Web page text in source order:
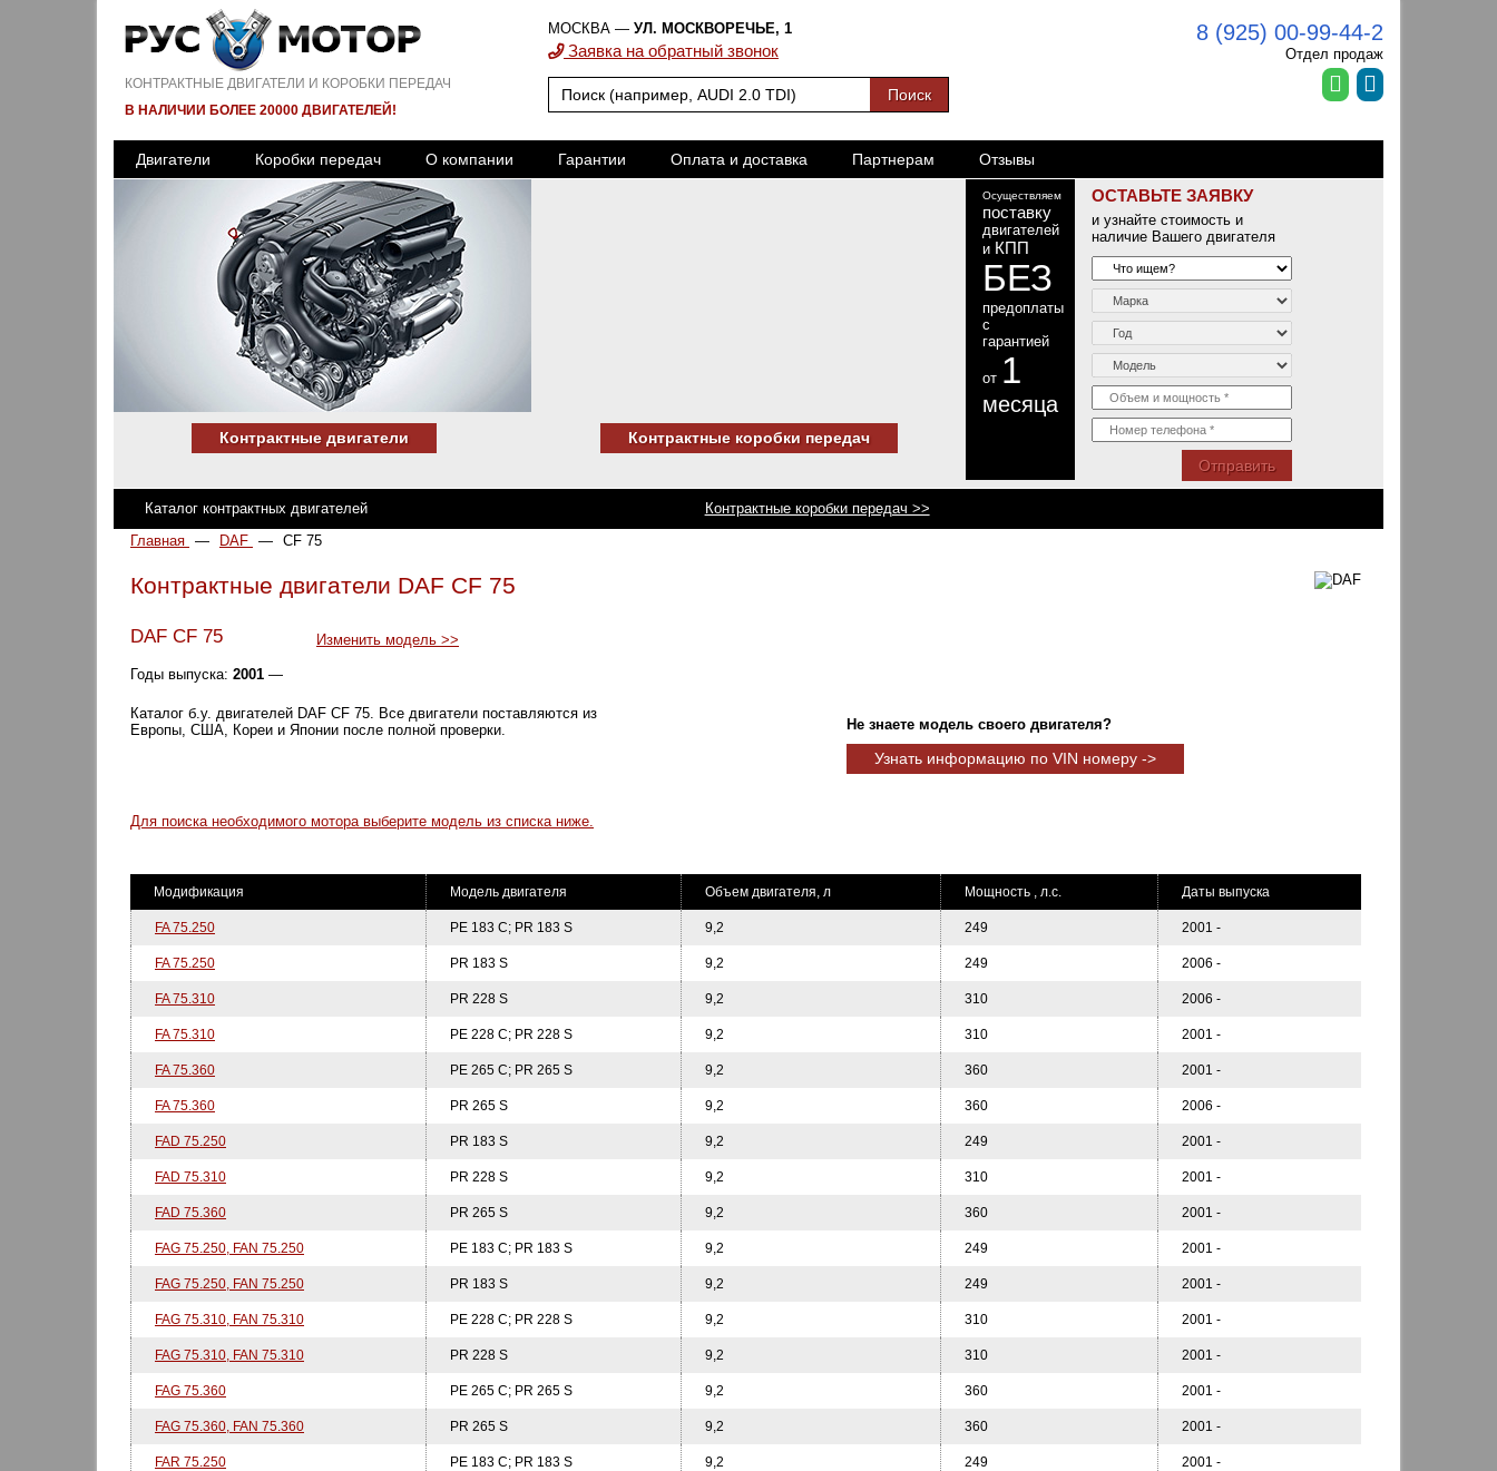
КОНТРАКТНЫЕ ДВИГАТЕЛИ И КОРОБКИ ПЕРЕДАЧ
В НАЛИЧИИ БОЛЕЕ 20000 ДВИГАТЕЛЕЙ!
МОСКВА — УЛ. МОСКВОРЕЧЬЕ, 1
Заявка на обратный звонок
8 (925) 00-99-44-2
Отдел продаж
Двигатели Коробки передач О компании Гарантии Оплата и доставка Партнерам Отзывы
Контрактные двигатели Контрактные коробки передач
Осуществляем
поставку
двигателей
и КПП
БЕЗ
предоплаты
с
гарантией
от 1
месяца
ОСТАВЬТЕ ЗАЯВКУ
и узнайте стоимость и
наличие Вашего двигателя
Отправить
Каталог контрактных двигателей
Контрактные коробки передач >>
Главная — DAF — CF 75
Контрактные двигатели DAF CF 75
DAF CF 75
Годы выпуска: 2001 —
Изменить модель >>
Каталог б.у. двигателей DAF CF 75. Все двигатели поставляются из
Европы, США, Кореи и Японии после полной проверки.
Не знаете модель своего двигателя?
Узнать информацию по VIN номеру ->
Для поиска необходимого мотора выберите модель из списка ниже.
Модификация Модель двигателя Объем двигателя, л Мощность , л.с. Даты выпуска
FA 75.250 PE 183 C; PR 183 S 9,2 249 2001 -
FA 75.250 PR 183 S 9,2 249 2006 -
FA 75.310 PR 228 S 9,2 310 2006 -
FA 75.310 PE 228 C; PR 228 S 9,2 310 2001 -
FA 75.360 PE 265 C; PR 265 S 9,2 360 2001 -
FA 75.360 PR 265 S 9,2 360 2006 -
FAD 75.250 PR 183 S 9,2 249 2001 -
FAD 75.310 PR 228 S 9,2 310 2001 -
FAD 75.360 PR 265 S 9,2 360 2001 -
FAG 75.250, FAN 75.250 PE 183 C; PR 183 S 9,2 249 2001 -
FAG 75.250, FAN 75.250 PR 183 S 9,2 249 2001 -
FAG 75.310, FAN 75.310 PE 228 C; PR 228 S 9,2 310 2001 -
FAG 75.310, FAN 75.310 PR 228 S 9,2 310 2001 -
FAG 75.360 PE 265 C; PR 265 S 9,2 360 2001 -
FAG 75.360, FAN 75.360 PR 265 S 9,2 360 2001 -
FAR 75.250 PE 183 C; PR 183 S 9,2 249 2001 -